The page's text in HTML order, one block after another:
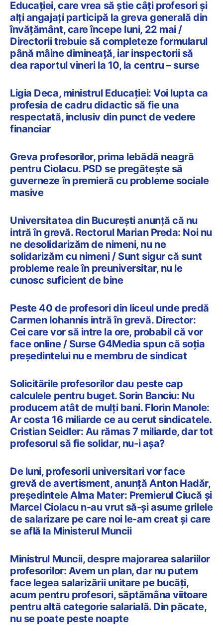
Educației, care vrea să știe câți profesori și
alți angajați participă la greva generală din
învățământ, care începe luni, 22 mai /
Directorii trebuie să completeze formularul
până mâine dimineață, iar inspectorii să
dea raportul vineri la 10, la centru – surse
Ligia Deca, ministrul Educației: Voi lupta ca
profesia de cadru didactic să fie una
respectată, inclusiv din punct de vedere
financiar
Greva profesorilor, prima lebădă neagră
pentru Ciolacu. PSD se pregătește să
guverneze în premieră cu probleme sociale
masive
Universitatea din București anunță că nu
intră în grevă. Rectorul Marian Preda: Noi nu
ne desolidarizăm de nimeni, nu ne
solidarizăm cu nimeni / Sunt sigur că sunt
probleme reale în preuniversitar, nu le
cunosc suficient de bine
Peste 40 de profesori din liceul unde predă
Carmen Iohannis intră în grevă. Director:
Cei care vor să intre la ore, probabil că vor
face online / Surse G4Media spun că soția
președintelui nu e membru de sindicat
Solicitările profesorilor dau peste cap
calculele pentru buget. Sorin Banciu: Nu
producem atât de mulți bani. Florin Manole:
Ar costa 16 miliarde ce au cerut sindicatele.
Cristian Seidler: Au rămas 7 miliarde, dar tot
profesorul să fie solidar, nu-i așa?
De luni, profesorii universitari vor face
grevă de avertisment, anunță Anton Hadăr,
președintele Alma Mater: Premierul Ciucă și
Marcel Ciolacu n-au vrut să-și asume grilele
de salarizare pe care noi le-am creat și care
se află la Ministerul Muncii
Ministrul Muncii, despre majorarea salariilor
profesorilor: Avem un plan, dar nu putem
face legea salarizării unitare pe bucăţi,
acum pentru profesori, săptămâna viitoare
pentru altă categorie salarială. Din păcate,
nu se poate peste noapte